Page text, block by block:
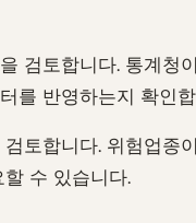
검토합니다. 통계청
를 반영하는지 확인
토합니다. 위험업종
수 있습니다.